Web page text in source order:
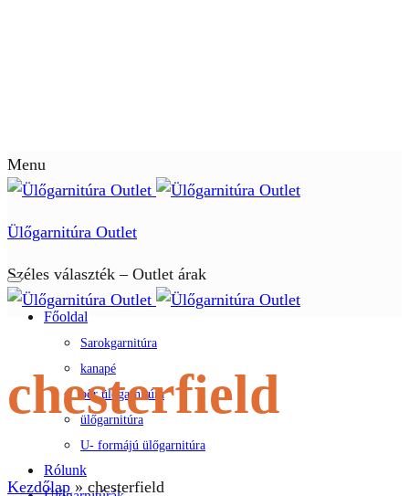
Menu
Ülőgarnitúra Outlet
Széles választék – Outlet árak
Főoldal
Sarokgarnitúra
kanapé
bőr ülőgarnitúra
ülőgarnitúra
U- formájú ülőgarnitúra
Rólunk
chesterfield
Kezdőlap » chesterfield